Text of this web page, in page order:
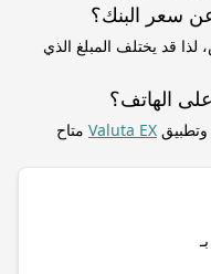
قد يختلف المبلغ الذي
الهاتف؟
Valuta EX متاح